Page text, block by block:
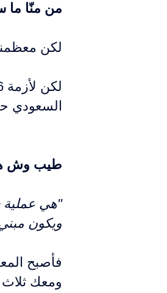
من منّا ما
لكن
السعودي
طيب وش هي
"هي عملية
ويكون
ومعك